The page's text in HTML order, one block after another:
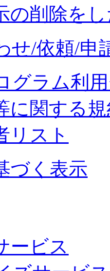
の削除を
せ/依頼/申
グラム利
に関する
リスト
づく表示
ービス